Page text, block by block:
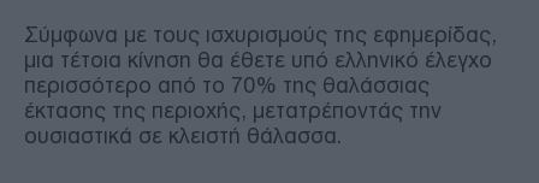
Σύμφωνα με τους ισχυρισμούς της εφημερίδας,
μια τέτοια κίνηση θα έθετε υπό ελληνικό έλεγχο
περισσότερο από το 70% της θαλάσσιας
έκτασης της περιοχής, μετατρέποντάς την
ουσιαστικά σε κλειστή θάλασσα.